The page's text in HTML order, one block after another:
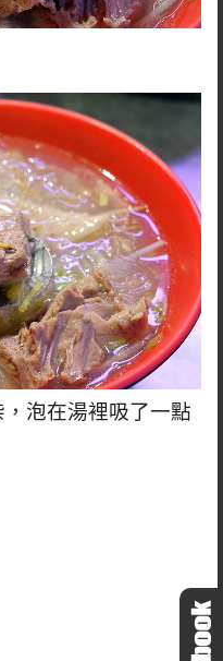
泡在湯裡吸了一點